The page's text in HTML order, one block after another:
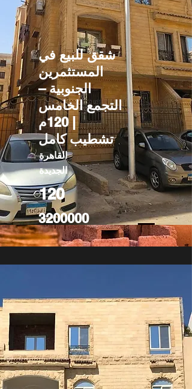
شقق للبيع في
المستثمرين
الجنوبية –
التجمع الخامس
| 120م
تشطيب كامل
القاهرة
الجديدة
120
3200000